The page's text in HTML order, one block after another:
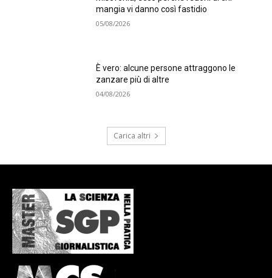
mangia vi danno così fastidio
05/08/2026
È vero: alcune persone attraggono le
zanzare più di altre
04/08/2026
Carica altri